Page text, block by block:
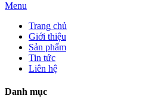
Menu
Trang chủ
Giới thiệu
Sản phẩm
Tin tức
Liên hệ
Danh mục